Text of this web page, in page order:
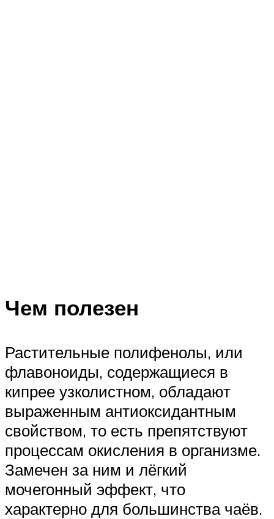
Чем полезен
Растительные полифенолы, или
флавоноиды, содержащиеся в
кипрее узколистном, обладают
выраженным антиоксидантным
свойством, то есть препятствуют
процессам окисления в организме.
Замечен за ним и лёгкий
мочегонный эффект, что
характерно для большинства чаёв.